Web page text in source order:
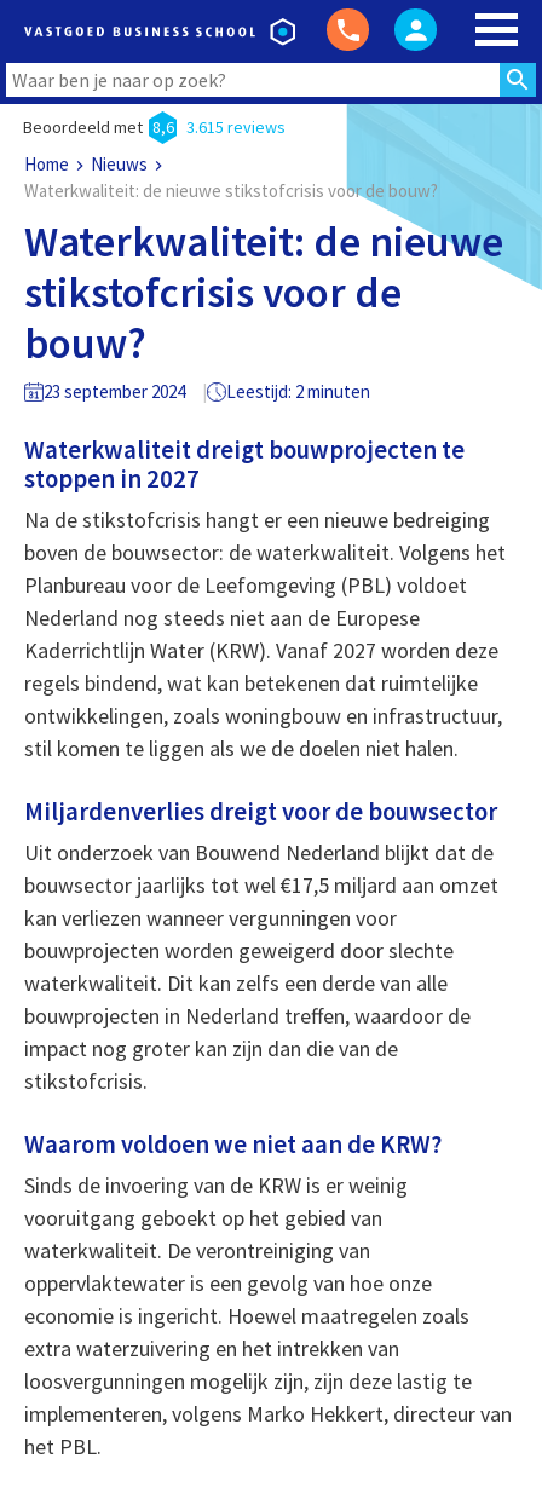
Beoordeeld met 8,6 3.615 reviews
Home
Nieuws
Waterkwaliteit: de nieuwe stikstofcrisis voor de bouw?
Waterkwaliteit: de nieuwe
stikstofcrisis voor de
bouw?
23 september 2024 Leestijd: 2 minuten
Waterkwaliteit dreigt bouwprojecten te
stoppen in 2027
Na de stikstofcrisis hangt er een nieuwe bedreiging
boven de bouwsector: de waterkwaliteit. Volgens het
Planbureau voor de Leefomgeving (PBL) voldoet
Nederland nog steeds niet aan de Europese
Kaderrichtlijn Water (KRW). Vanaf 2027 worden deze
regels bindend, wat kan betekenen dat ruimtelijke
ontwikkelingen, zoals woningbouw en infrastructuur,
stil komen te liggen als we de doelen niet halen.
Miljardenverlies dreigt voor de bouwsector
Uit onderzoek van Bouwend Nederland blijkt dat de
bouwsector jaarlijks tot wel €17,5 miljard aan omzet
kan verliezen wanneer vergunningen voor
bouwprojecten worden geweigerd door slechte
waterkwaliteit. Dit kan zelfs een derde van alle
bouwprojecten in Nederland treffen, waardoor de
impact nog groter kan zijn dan die van de
stikstofcrisis.
Waarom voldoen we niet aan de KRW?
Sinds de invoering van de KRW is er weinig
vooruitgang geboekt op het gebied van
waterkwaliteit. De verontreiniging van
oppervlaktewater is een gevolg van hoe onze
economie is ingericht. Hoewel maatregelen zoals
extra waterzuivering en het intrekken van
loosvergunningen mogelijk zijn, zijn deze lastig te
implementeren, volgens Marko Hekkert, directeur van
het PBL.